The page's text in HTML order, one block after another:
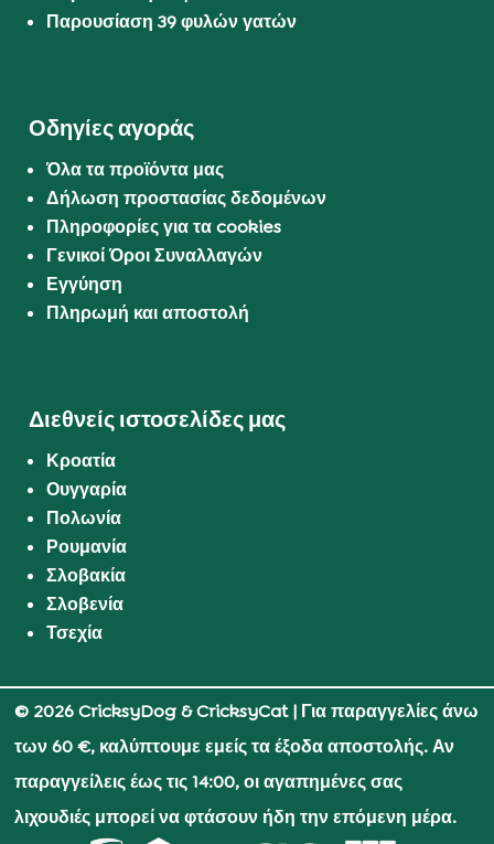
Παρουσίαση 39 φυλών γατών
Οδηγίες αγοράς
Όλα τα προϊόντα μας
Δήλωση προστασίας δεδομένων
Πληροφορίες για τα cookies
Γενικοί Όροι Συναλλαγών
Εγγύηση
Πληρωμή και αποστολή
Διεθνείς ιστοσελίδες μας
Κροατία
Ουγγαρία
Πολωνία
Ρουμανία
Σλοβακία
Σλοβενία
Τσεχία
© 2026 CricksyDog & CricksyCat| Για παραγγελίες άνω
των 60 €, καλύπτουμε εμείς τα έξοδα αποστολής. Αν
παραγγείλεις έως τις 14:00, οι αγαπημένες σας
λιχουδιές μπορεί να φτάσουν ήδη την επόμενη μέρα.